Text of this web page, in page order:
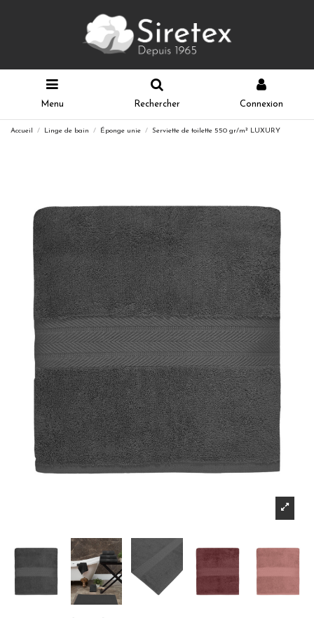
Menu Rechercher Connexion
Accueil Linge de bain Éponge unie Serviette de toilette 550 gr/m² LUXURY